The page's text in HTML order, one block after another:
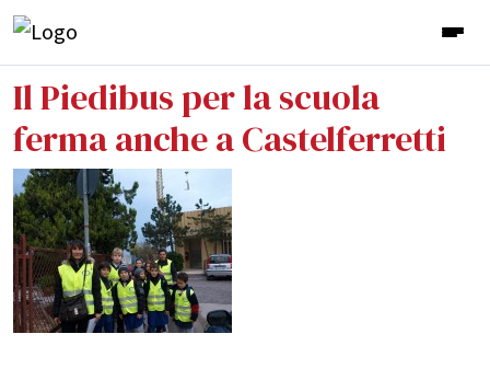
Il Piedibus per la scuola
ferma anche a Castelferretti